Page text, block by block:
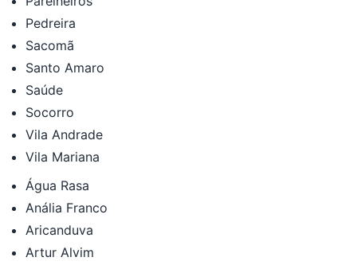
Pedreira
Sacomã
Santo Amaro
Saúde
Socorro
Vila Andrade
Vila Mariana
Água Rasa
Anália Franco
Aricanduva
Artur Alvim